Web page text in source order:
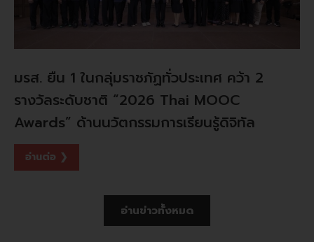
มรส. ยืน 1 ในกลุ่มราชภัฏทั่วประเทศ คว้า 2
รางวัลระดับชาติ “2026 Thai MOOC
Awards” ด้านนวัตกรรมการเรียนรู้ดิจิทัล
อ่านต่อ ❯
อ่านข่าวทั้งหมด